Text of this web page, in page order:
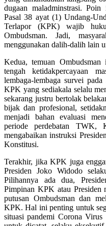
dugaan maladminstrasi.
Pasal 38 ayat (1) Undang-
Terlapor (KPK) wajib
Ombudsman. Jadi,
menggunakan dalih-dalih lain
Kedua, temuan
tengah ketidakpercayaan
lembaga-lembaga survei
KPK yang sediakala selalu
sekarang justru bertolak
bijak dan profesional,
menjadi bahan evaluasi
periode perdebatan TWK,
mengabaikan instruksi
Konstitusi.
Terakhir, jika KPK juga
Presiden Joko Widodo
Pilihannya ada dua,
Pimpinan KPK atau Presiden
putusan Ombudsman dan
KPK. Hal ini penting untuk
situasi pandemi Corona